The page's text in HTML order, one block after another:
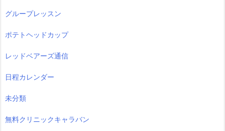
グループレッスン
ポテトヘッドカップ
レッドベアーズ通信
日程カレンダー
未分類
無料クリニックキャラバン